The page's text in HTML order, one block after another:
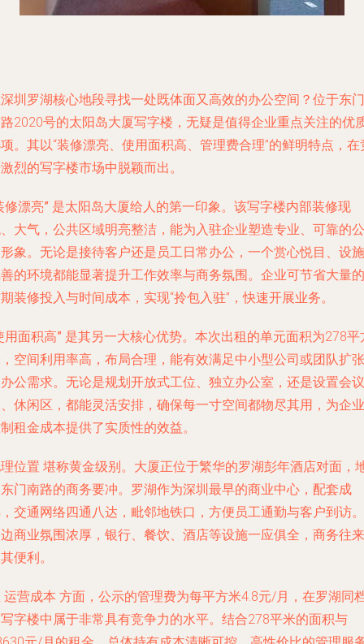
圳罗湖核心地段寻找一处既体面又高效的办公空间？位于东门
2020号的太阳岛大厦写字楼，无疑是值得企业重点关注的优
。其以“装修漂亮、使用面积高、管理费合理”的鲜明特点，在
烈的写字楼市场中脱颖而出。
修漂亮” 是太阳岛大厦给人的第一印象。该写字楼内部装修现
大气，公共区域明亮整洁，能为入驻企业塑造专业、可靠的公
象。无论是接待客户还是员工日常办公，一个赏心悦目、设施
的环境都能显著提升工作效率与商务氛围。企业可节省大量的
装修投入与时间成本，实现“拎包入驻”，快速开展业务。
用面积高” 是其另一大核心优势。本次出租的单元面积为278平
空间利用率高，布局合理，能有效满足中小型公司或团队扩张
公需求。无论是规划开放式工位、独立办公室，还是设置会议
休闲区，都能灵活安排，确保每一寸空间都物尽其用，为企业
租金成本提供了实质性的效益。
位置 堪称黄金级别。大厦正位于繁华的罗湖彭年酒店对面，
门南路的商务要冲。罗湖作为深圳最早的商业中心，配套成
交通网络四通八达，毗邻地铁口，方便员工通勤与客户到访。
商业氛围浓厚，银行、餐饮、酒店等设施一应俱全，商务往来
便利。
运营成本 方面，公示的管理费为每平方米4.8元/月，在罗湖同
字楼中属于非常具有竞争力的水平。结合278平米的面积与